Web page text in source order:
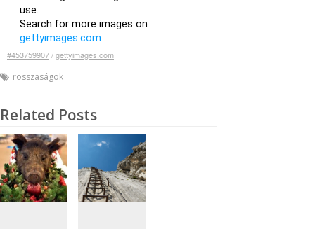
#453759907/gettyimages.com
rosszaságok
Related Posts